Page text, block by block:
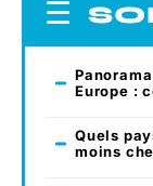
Europe :
Quels
moins